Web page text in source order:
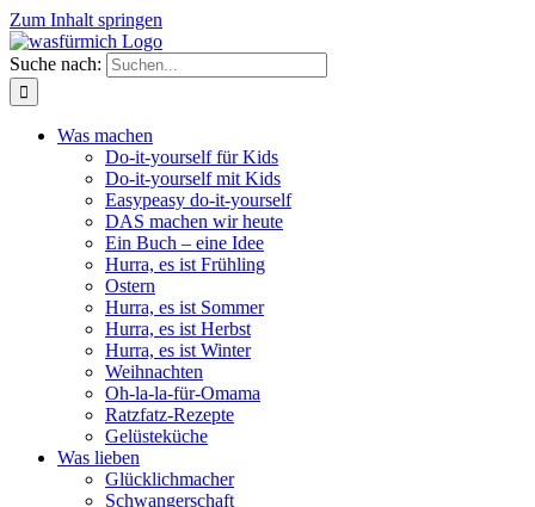
Zum Inhalt springen
Suche nach:
Was machen
Do-it-yourself für Kids
Do-it-yourself mit Kids
Easypeasy do-it-yourself
DAS machen wir heute
Ein Buch – eine Idee
Hurra, es ist Frühling
Ostern
Hurra, es ist Sommer
Hurra, es ist Herbst
Hurra, es ist Winter
Weihnachten
Oh-la-la-für-Omama
Ratzfatz-Rezepte
Gelüsteküche
Was lieben
Glücklichmacher
Schwangerschaft